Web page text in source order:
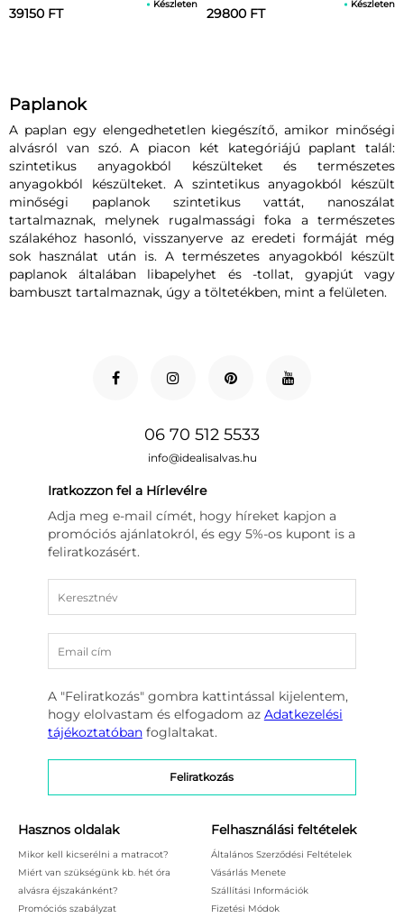
39150 FT
Készleten
29800 FT
Készleten
Paplanok
A paplan egy elengedhetetlen kiegészítő, amikor minőségi
alvásról van szó. A piacon két kategóriájú paplant talál:
szintetikus anyagokból készülteket és természetes
anyagokból készülteket. A szintetikus anyagokból készült
minőségi paplanok szintetikus vattát, nanoszálat
tartalmaznak, melynek rugalmassági foka a természetes
szálakéhoz hasonló, visszanyerve az eredeti formáját még
sok használat után is. A természetes anyagokból készült
paplanok általában libapelyhet és -tollat, gyapjút vagy
bambuszt tartalmaznak, úgy a töltetékben, mint a felületen.
06 70 512 5533
info@idealisalvas.hu
Iratkozzon fel a Hírlevélre
Adja meg e-mail címét, hogy híreket kapjon a
promóciós ajánlatokról, és egy 5%-os kupont is a
feliratkozásért.
A "Feliratkozás" gombra kattintással kijelentem,
hogy elolvastam és elfogadom az Adatkezelési
tájékoztatóbanfoglaltakat.
Hasznos oldalak
Mikor kell kicserélni a matracot?
Miért van szükségünk kb. hét óra
alvásra éjszakánként?
Promóciós szabályzat
Felhasználási feltételek
Általános Szerződési Feltételek
Vásárlás Menete
Szállítási Információk
Fizetési Módok